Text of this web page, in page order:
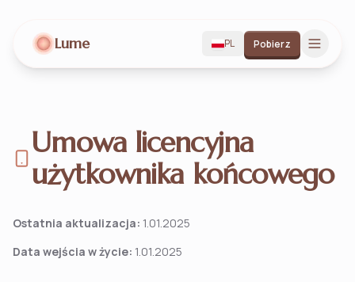
Lume PL Pobierz
Umowa licencyjna
użytkownika końcowego
Ostatnia aktualizacja: 1.01.2025
Data wejścia w życie: 1.01.2025